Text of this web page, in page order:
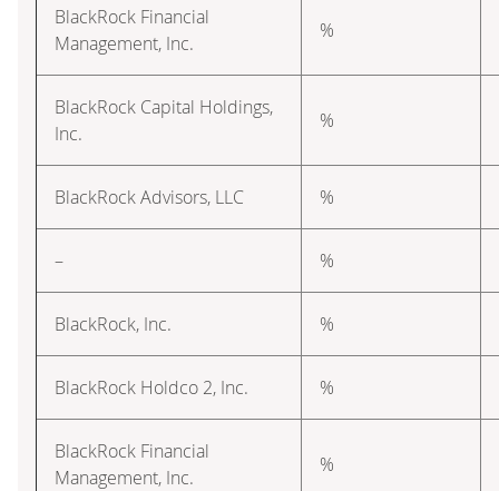
BlackRock Financial
Management, Inc.
%
BlackRock Capital Holdings,
Inc.
%
BlackRock Advisors, LLC %
– %
BlackRock, Inc. %
BlackRock Holdco 2, Inc. %
BlackRock Financial
Management, Inc.
%